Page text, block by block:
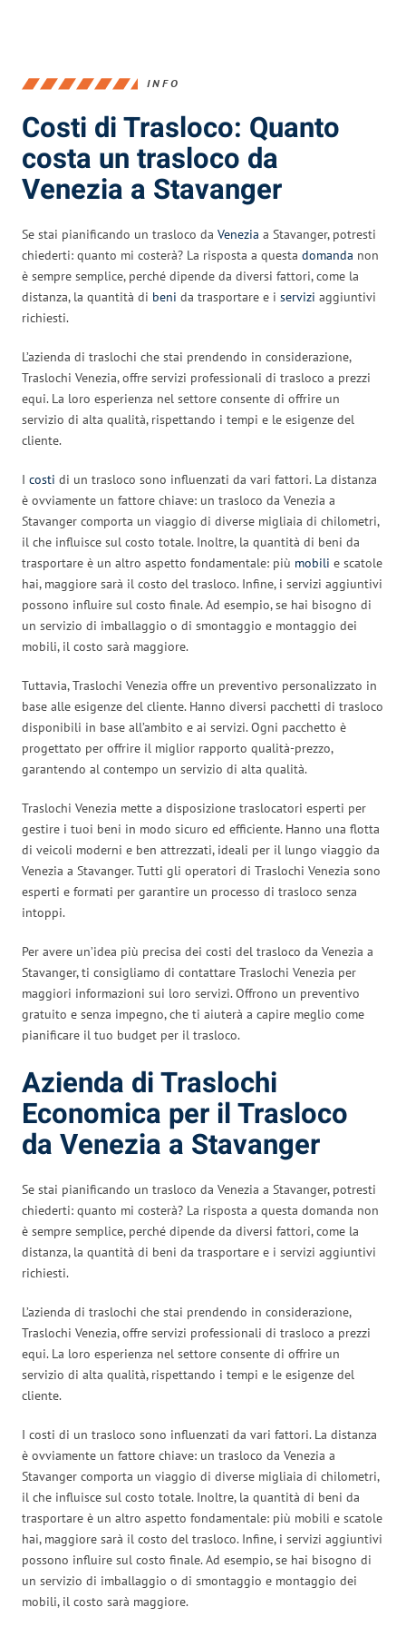
INFO
Costi di Trasloco: Quanto
costa un trasloco da
Venezia a Stavanger
Se stai pianificando un trasloco da Venezia a Stavanger, potresti
chiederti: quanto mi costerà? La risposta a questa domanda non
è sempre semplice, perché dipende da diversi fattori, come la
distanza, la quantità di beni da trasportare e i servizi aggiuntivi
richiesti.
L’azienda di traslochi che stai prendendo in considerazione,
Traslochi Venezia, offre servizi professionali di trasloco a prezzi
equi. La loro esperienza nel settore consente di offrire un
servizio di alta qualità, rispettando i tempi e le esigenze del
cliente.
I costi di un trasloco sono influenzati da vari fattori. La distanza
è ovviamente un fattore chiave: un trasloco da Venezia a
Stavanger comporta un viaggio di diverse migliaia di chilometri,
il che influisce sul costo totale. Inoltre, la quantità di beni da
trasportare è un altro aspetto fondamentale: più mobili e scatole
hai, maggiore sarà il costo del trasloco. Infine, i servizi aggiuntivi
possono influire sul costo finale. Ad esempio, se hai bisogno di
un servizio di imballaggio o di smontaggio e montaggio dei
mobili, il costo sarà maggiore.
Tuttavia, Traslochi Venezia offre un preventivo personalizzato in
base alle esigenze del cliente. Hanno diversi pacchetti di trasloco
disponibili in base all’ambito e ai servizi. Ogni pacchetto è
progettato per offrire il miglior rapporto qualità-prezzo,
garantendo al contempo un servizio di alta qualità.
Traslochi Venezia mette a disposizione traslocatori esperti per
gestire i tuoi beni in modo sicuro ed efficiente. Hanno una flotta
di veicoli moderni e ben attrezzati, ideali per il lungo viaggio da
Venezia a Stavanger. Tutti gli operatori di Traslochi Venezia sono
esperti e formati per garantire un processo di trasloco senza
intoppi.
Per avere un’idea più precisa dei costi del trasloco da Venezia a
Stavanger, ti consigliamo di contattare Traslochi Venezia per
maggiori informazioni sui loro servizi. Offrono un preventivo
gratuito e senza impegno, che ti aiuterà a capire meglio come
pianificare il tuo budget per il trasloco.
Azienda di Traslochi
Economica per il Trasloco
da Venezia a Stavanger
Se stai pianificando un trasloco da Venezia a Stavanger, potresti
chiederti: quanto mi costerà? La risposta a questa domanda non
è sempre semplice, perché dipende da diversi fattori, come la
distanza, la quantità di beni da trasportare e i servizi aggiuntivi
richiesti.
L’azienda di traslochi che stai prendendo in considerazione,
Traslochi Venezia, offre servizi professionali di trasloco a prezzi
equi. La loro esperienza nel settore consente di offrire un
servizio di alta qualità, rispettando i tempi e le esigenze del
cliente.
I costi di un trasloco sono influenzati da vari fattori. La distanza
è ovviamente un fattore chiave: un trasloco da Venezia a
Stavanger comporta un viaggio di diverse migliaia di chilometri,
il che influisce sul costo totale. Inoltre, la quantità di beni da
trasportare è un altro aspetto fondamentale: più mobili e scatole
hai, maggiore sarà il costo del trasloco. Infine, i servizi aggiuntivi
possono influire sul costo finale. Ad esempio, se hai bisogno di
un servizio di imballaggio o di smontaggio e montaggio dei
mobili, il costo sarà maggiore.